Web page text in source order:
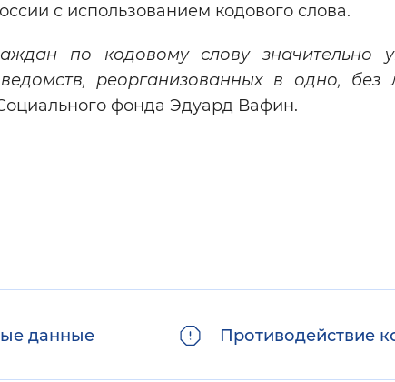
с использованием кодового слова.
по кодовому слову значительно
реорганизованных в одно, без
фонда Эдуард Вафин.
данные Противодействие